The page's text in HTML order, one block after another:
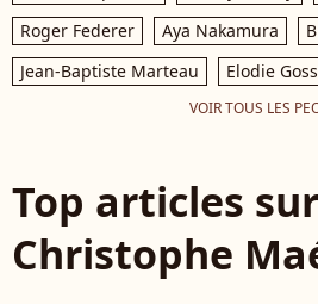
Roger Federer
Aya Nakamura
Jean-Baptiste Marteau
Elodie
VOIR TOUS LES
Top articles sur
Christophe